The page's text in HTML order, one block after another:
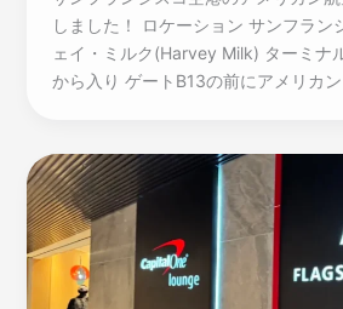
しました！ ロケーション サンフラン
ェイ・ミルク(Harvey Milk) ターミナ
から入り ゲートB13の前にアメリカ